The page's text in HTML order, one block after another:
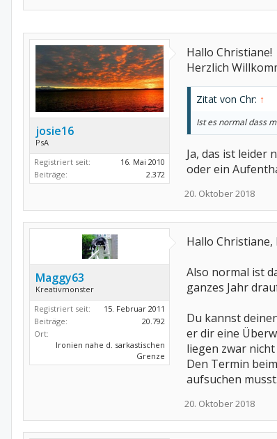
josie16
PsA
Registriert seit:
16. Mai 2010
Beiträge:
2.372
Hallo Christiane!
Herzlich
Zitat von Chr: ↑
Ist es normal dass
Ja, das ist leider
oder ein
20. Oktober 2018
Maggy63
Kreativmonster
Registriert seit:
15. Februar 2011
Beiträge:
20.792
Ort:
Ironien nahe d. sarkastischen
Grenze
Hallo
Also normal ist
ganzes Jahr
Du kannst
er dir eine
liegen zwar
Den Termin
aufsuchen musst.
20. Oktober 2018